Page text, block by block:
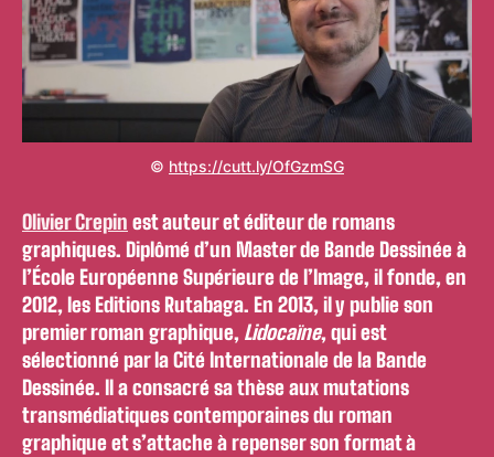
© https://cutt.ly/OfGzmSG
Olivier Crepin est auteur et éditeur de romans
graphiques. Diplômé d’un Master de Bande Dessinée à
l’École Européenne Supérieure de l’Image, il fonde, en
2012, les Editions Rutabaga. En 2013, il y publie son
premier roman graphique, Lidocaïne, qui est
sélectionné par la Cité Internationale de la Bande
Dessinée. Il a consacré sa thèse aux mutations
transmédiatiques contemporaines du roman
graphique et s’attache à repenser son format à